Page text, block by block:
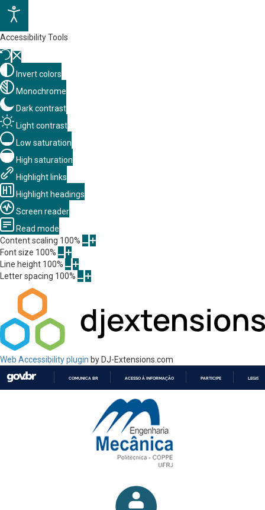
Accessibility Tools
Invert colors
Monochrome
Dark contrast
Light contrast
Low saturation
High saturation
Highlight links
Highlight headings
Screen reader
Read mode
Content scaling 100%
Font size 100%
Line height 100%
Letter spacing 100%
Web Accessibility plugin by DJ-Extensions.com
PARA
CONTEÚDO
COMUNICA BR ACESSO À INFORMAÇÃO PARTICIPE